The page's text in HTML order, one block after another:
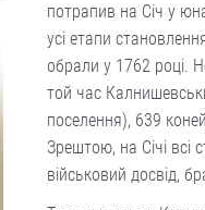
потрапив на Січ у
усі етапи
обрали у 1762 році.
той час
поселення), 639
Зрештою, на Січі
військовий досвід,